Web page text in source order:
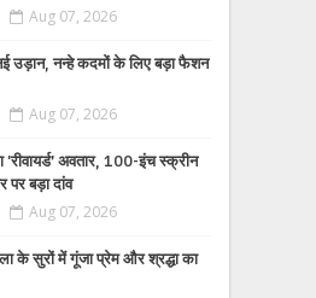
Aug 07, 2026
उड़ान, नन्हे कदमों के लिए बड़ा फैशन
Aug 07, 2026
अवतार, 100-इंच स्क्रीन
पर बड़ा दांव
Aug 07, 2026
के सुरों में गूंजा प्रेम और श्रद्धा का